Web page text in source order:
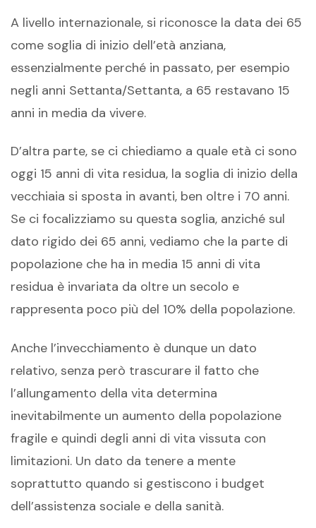
A livello internazionale, si riconosce la data dei 65
come soglia di inizio dell’età anziana,
essenzialmente perché in passato, per esempio
negli anni Settanta/Settanta, a 65 restavano 15
anni in media da vivere.
D’altra parte, se ci chiediamo a quale età ci sono
oggi 15 anni di vita residua, la soglia di inizio della
vecchiaia si sposta in avanti, ben oltre i 70 anni.
Se ci focalizziamo su questa soglia, anziché sul
dato rigido dei 65 anni, vediamo che la parte di
popolazione che ha in media 15 anni di vita
residua è invariata da oltre un secolo e
rappresenta poco più del 10% della popolazione.
Anche l’invecchiamento è dunque un dato
relativo, senza però trascurare il fatto che
l’allungamento della vita determina
inevitabilmente un aumento della popolazione
fragile e quindi degli anni di vita vissuta con
limitazioni. Un dato da tenere a mente
soprattutto quando si gestiscono i budget
dell’assistenza sociale e della sanità.